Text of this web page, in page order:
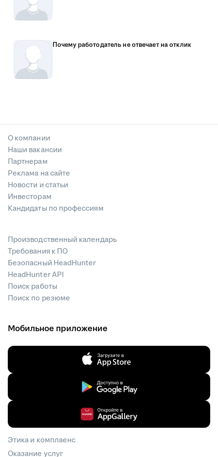
Почему работодатель не отвечает на отклик
О компании
Наши вакансии
Партнерам
Реклама на сайте
Новости и статьи
Инвесторам
Кандидаты по профессиям
Производственный календарь
Требования к ПО
Безопасный HeadHunter
HeadHunter API
Поиск работы
Поиск по резюме
Мобильное приложение
Этика и комплаенс
Оказание услуг